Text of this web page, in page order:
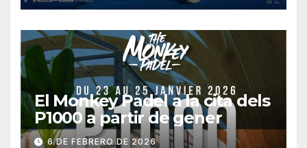
El Monkey Padel a la cita dels
P1000 a partir de gener
6 DE FEBRERO DE 2026